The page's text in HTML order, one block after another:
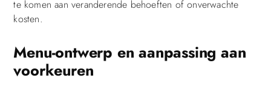
te komen aan veranderende behoeften of onverwachte
kosten.
Menu-ontwerp en aanpassing aan
voorkeuren